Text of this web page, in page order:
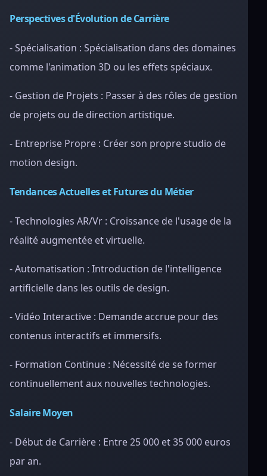
Perspectives d'Évolution de Carrière
- Spécialisation : Spécialisation dans des domaines
comme l'animation 3D ou les effets spéciaux.
- Gestion de Projets : Passer à des rôles de gestion
de projets ou de direction artistique.
- Entreprise Propre : Créer son propre studio de
motion design.
Tendances Actuelles et Futures du Métier
- Technologies AR/Vr : Croissance de l'usage de la
réalité augmentée et virtuelle.
- Automatisation : Introduction de l'intelligence
artificielle dans les outils de design.
- Vidéo Interactive : Demande accrue pour des
contenus interactifs et immersifs.
- Formation Continue : Nécessité de se former
continuellement aux nouvelles technologies.
Salaire Moyen
- Début de Carrière : Entre 25 000 et 35 000 euros
par an.